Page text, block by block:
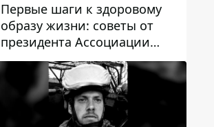
Первые шаги к здоровому
образу жизни: советы от
президента Ассоциации
диетологов Украины